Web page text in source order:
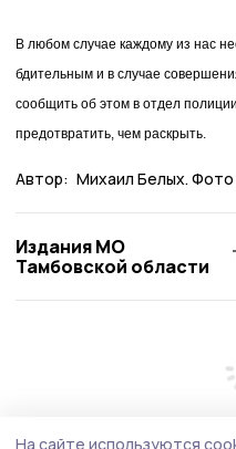
В любом случае каждому из нас
бдительным и в случае
сообщить об этом в отдел
предотвратить, чем раскрыть.
Автор: Михаил Белых. Фото
Издания МО
Тамбовской области
На сайте используются